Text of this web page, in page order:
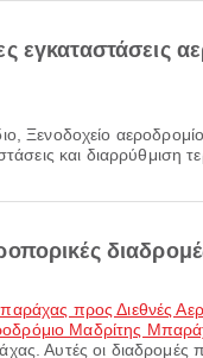
εγκαταστάσεις
και διαρρύθμιση
προς Διεθνές
Μαδρίτης
Αυτές οι διαδρομές